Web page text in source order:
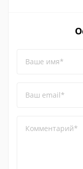
Ваше имя*
Ваш email*
Комментарий*